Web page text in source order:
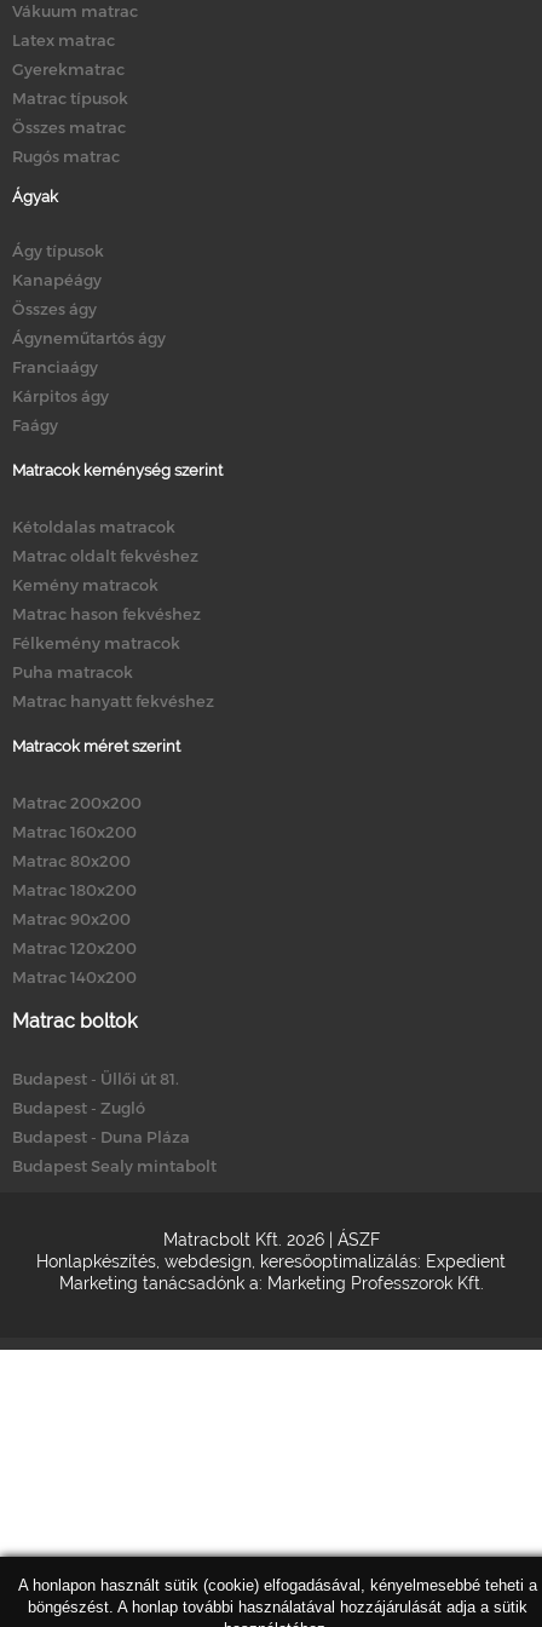
Vákuum matrac
Latex matrac
Gyerekmatrac
Matrac típusok
Összes matrac
Rugós matrac
Ágyak
Ágy típusok
Kanapéágy
Összes ágy
Ágyneműtartós ágy
Franciaágy
Kárpitos ágy
Faágy
Matracok keménység szerint
Kétoldalas matracok
Matrac oldalt fekvéshez
Kemény matracok
Matrac hason fekvéshez
Félkemény matracok
Puha matracok
Matrac hanyatt fekvéshez
Matracok méret szerint
Matrac 200x200
Matrac 160x200
Matrac 80x200
Matrac 180x200
Matrac 90x200
Matrac 120x200
Matrac 140x200
Matrac boltok
Budapest - Üllői út 81.
Budapest - Zugló
Budapest - Duna Pláza
Budapest Sealy mintabolt
Matracbolt Kft. 2026 | ÁSZF
Honlapkészítés, webdesign, keresőoptimalizálás: Expedient
Marketing tanácsadónk a: Marketing Professzorok Kft.
A honlapon használt sütik (cookie) elfogadásával, kényelmesebbé teheti a
böngészést. A honlap további használatával hozzájárulását adja a sütik